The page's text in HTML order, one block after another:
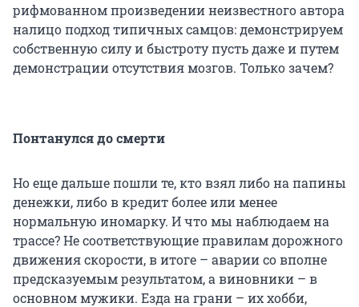
рифмованном произведении неизвестного автора
налицо подход типичных самцов: демонстрируем
собственную силу и быстроту пусть даже и путем
демонстрации отсутствия мозгов. Только зачем?
Понтанулся до смерти
Но еще дальше пошли те, кто взял либо на папины
денежки, либо в кредит более или менее
нормальную иномарку. И что мы наблюдаем на
трассе? Не соответствующие правилам дорожного
движения скорости, в итоге – аварии со вполне
предсказуемым результатом, а виновники – в
основном мужики. Езда на грани – их хобби,